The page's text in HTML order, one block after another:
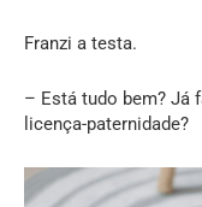
Franzi a testa.
– Está tudo bem? Já
licença-paternidade?